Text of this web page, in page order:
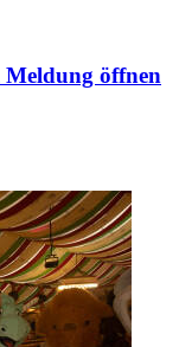
Meldung öffnen